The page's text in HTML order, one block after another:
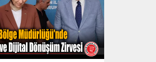
tarafından yapılan
yoluyla Türk